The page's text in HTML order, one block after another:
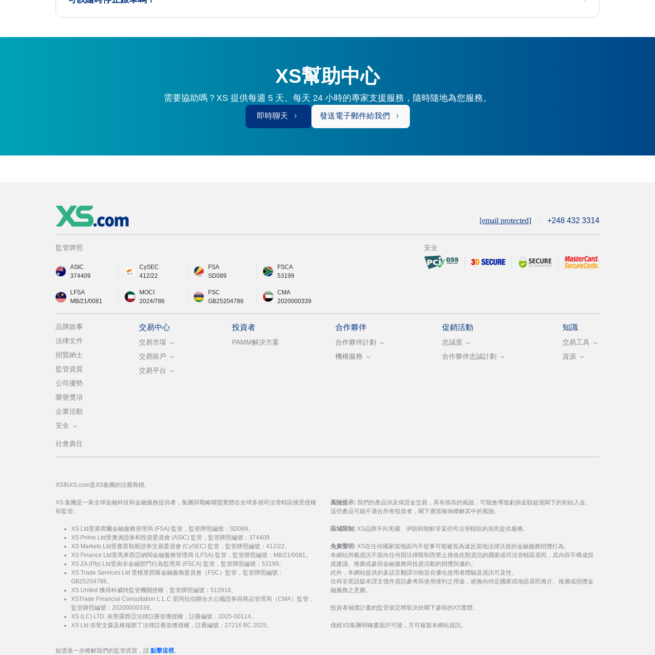
XS幫助中心
需要協助嗎？XS 提供每週 5 天、每天 24 小時的專家支援服務，隨時隨地為您服務。
即時聊天 發送電子郵件給我們
[email protected] +248 432 3314
監管牌照
ASIC
374409
CySEC
412/22
FSA
SD089
FSCA
53199
LFSA
MB/21/0081
MOCI
2024/786
FSC
GB25204786
CMA
2020000339
安全
品牌故事
法律文件
招賢納士
監管資質
公司優勢
榮譽獎項
企業活動
安全
社會責任
交易中心
交易市場
交易賬戶
交易平台
投資者
PAMM解決方案
合作夥伴
合作夥伴計劃
機構服務
促銷活動
忠誠度
合作夥伴忠誠計劃
知識
交易工具
資源
XS和XS.com是XS集團的注冊商標。
XS 集團是一家全球金融科技和金融服務提供者，集團與戰略聯盟實體在全球多個司法管轄區接受授權
和監管。
XS Ltd受塞席爾金融服務管理局 (FSA) 監管，監管牌照編號：SD089。
XS Prime Ltd受澳洲證券和投資委員會 (ASIC) 監管，監管牌照編號：374409
XS Markets Ltd受賽普勒斯證券交易委員會 (CySEC) 監管，監管牌照編號：412/22。
XS Finance Ltd受馬來西亞納閩金融服務管理局 (LFSA) 監管，監管牌照編號：MB/21/0081。
XS ZA (Pty) Ltd受南非金融部門行為監理局 (FSCA) 監管，監管牌照編號：53199。
XS Trade Services Ltd 受模里西斯金融服務委員會（FSC）監管，監管牌照編號：
GB25204786。
XS United 獲得科威特監管機關授權，監管牌照編號：513918。
XSTrade Financial Consultation L.L.C 受阿拉伯聯合大公國證券與商品管理局（CMA）監管，
監管牌照編號：20200000339。
XS (LC) LTD. 依聖露西亞法律註冊並獲授權，註冊編號：2025-00114。
XS Ltd 依聖文森及格瑞那丁法律註冊並獲授權，註冊編號：27216 BC 2025。
如需進一步瞭解我們的監管資質，請 點擊這裡。
風險提示: 我們的產品涉及保證金交易，具有很高的風險，可能會導致虧損金額超過閣下的初始入金。
這些產品可能不適合所有投資者，閣下應當確保瞭解其中的風險。
區域限制: XS品牌不向美國、伊朗和朝鮮等某些司法管轄區的居民提供服務。
免責聲明: XS在任何國家或地區均不從事可能被視為違反當地法律法規的金融服務招攬行為。
本網站所載資訊不面向任何因法律限制而禁止接收此類資訊的國家或司法管轄區居民，其內容不構成投
資建議、推薦或參與金融服務與投資活動的招攬與邀約。
此外，本網站提供的多語言翻譯功能旨在優化使用者體驗及資訊可及性。
任何非英語版本譯文僅作資訊參考與使用便利之用途，絕無向特定國家或地區居民推介、推廣或招攬金
融服務之意圖。
投資者補償計畫的監管規定將取決於閣下參與的XS實體。
僅經XS集團明確書面許可後，方可複製本網站資訊。